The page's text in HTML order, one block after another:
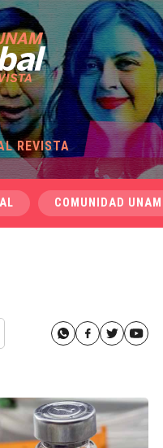
REVISTA
COMUNIDAD UNAM